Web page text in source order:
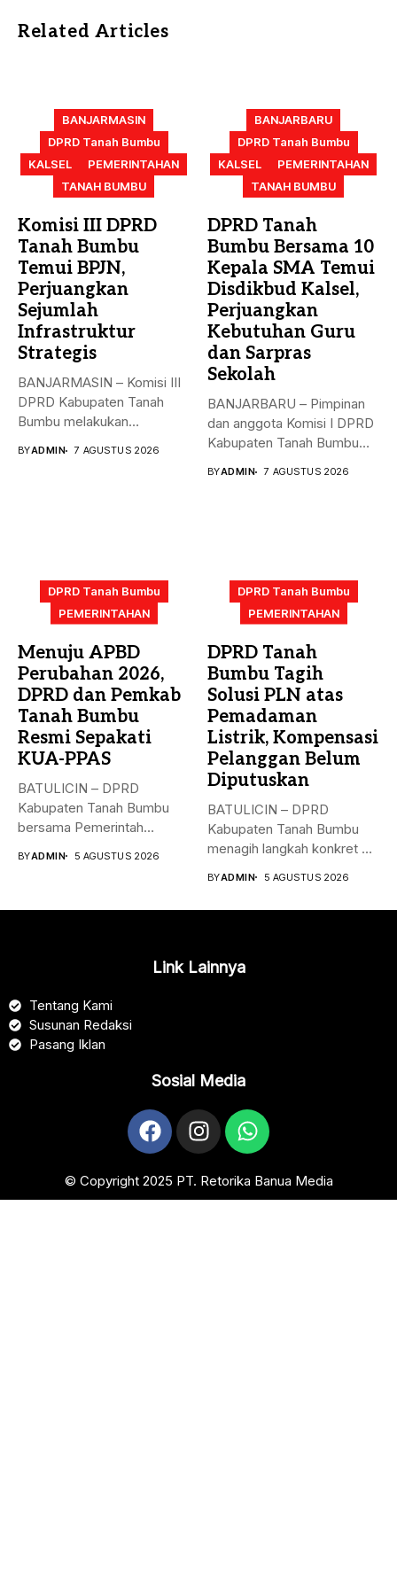
Related Articles
BANJARMASIN
DPRD Tanah Bumbu
KALSEL
PEMERINTAHAN
TANAH BUMBU
Komisi III DPRD
Tanah Bumbu
Temui BPJN,
Perjuangkan
Sejumlah
Infrastruktur
Strategis
BANJARMASIN – Komisi III
DPRD Kabupaten Tanah
Bumbu melakukan
BYADMIN 7 AGUSTUS 2026
BANJARBARU
DPRD Tanah Bumbu
KALSEL
PEMERINTAHAN
TANAH BUMBU
DPRD Tanah
Bumbu Bersama 10
Kepala SMA Temui
Disdikbud Kalsel,
Perjuangkan
Kebutuhan Guru
dan Sarpras
Sekolah
BANJARBARU – Pimpinan
dan anggota Komisi I DPRD
Kabupaten Tanah Bumbu
BYADMIN 7 AGUSTUS 2026
DPRD Tanah Bumbu
PEMERINTAHAN
Menuju APBD
Perubahan 2026,
DPRD dan Pemkab
Tanah Bumbu
Resmi Sepakati
KUA-PPAS
BATULICIN – DPRD
Kabupaten Tanah Bumbu
bersama Pemerintah
BYADMIN 5 AGUSTUS 2026
DPRD Tanah Bumbu
PEMERINTAHAN
DPRD Tanah
Bumbu Tagih
Solusi PLN atas
Pemadaman
Listrik, Kompensasi
Pelanggan Belum
Diputuskan
BATULICIN – DPRD
Kabupaten Tanah Bumbu
menagih langkah konkret PT
BYADMIN 5 AGUSTUS 2026
Link Lainnya
Tentang Kami
Susunan Redaksi
Pasang Iklan
Sosial Media
© Copyright 2025 PT. Retorika Banua Media​